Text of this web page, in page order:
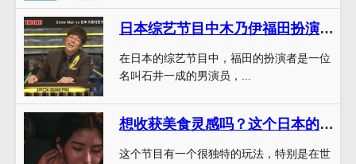
日本综艺节目中木乃伊福田扮演者是哪一期？解密终于揭晓
在日本的综艺节目中，福田的扮演者是一位
名叫石井一成的男演员，...
想收获美食灵感吗？这个日本的一档美食节目叫什么你一定不能错过
这个节目有一个很独特的玩法，特别是在世